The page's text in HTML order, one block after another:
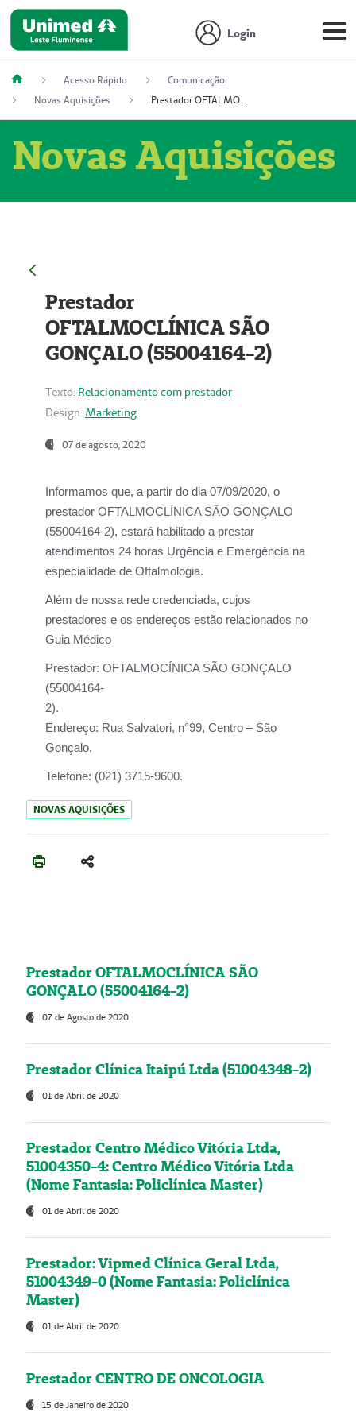
Login
Acesso Rápido
Comunicação
Novas Aquisições
Prestador OFTALMOCLÍNICA SÃO GONÇALO (55004164-2)
Novas Aquisições
Prestador
OFTALMOCLÍNICA SÃO
GONÇALO (55004164-2)
Texto: Relacionamento com prestador
Design: Marketing
07 de agosto, 2020
Informamos que, a partir do dia07/09/2020, o
prestador OFTALMOCLÍNICA SÃO GONÇALO
(55004164-2), estará habilitado a prestar
atendimentos 24 horas Urgência e Emergência na
especialidade de Oftalmologia.
Além de nossa rede credenciada, cujos
prestadores e os endereços estão relacionados no
Guia Médico
Prestador: OFTALMOCÍNICA SÃO GONÇALO
(55004164-
2).
Endereço: Rua Salvatori, n°99, Centro – São
Gonçalo.
Telefone: (021) 3715-9600.
NOVAS AQUISIÇÕES
Prestador OFTALMOCLÍNICA SÃO
GONÇALO (55004164-2)
07 de Agosto de 2020
Prestador Clínica Itaipú Ltda (51004348-2)
01 de Abril de 2020
Prestador Centro Médico Vitória Ltda,
51004350-4: Centro Médico Vitória Ltda
(Nome Fantasia: Policlínica Master)
01 de Abril de 2020
Prestador: Vipmed Clínica Geral Ltda,
51004349-0 (Nome Fantasia: Policlínica
Master)
01 de Abril de 2020
Prestador CENTRO DE ONCOLOGIA
15 de Janeiro de 2020